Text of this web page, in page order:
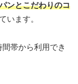
ンとこだわりのコ
います。
帯から利用でき